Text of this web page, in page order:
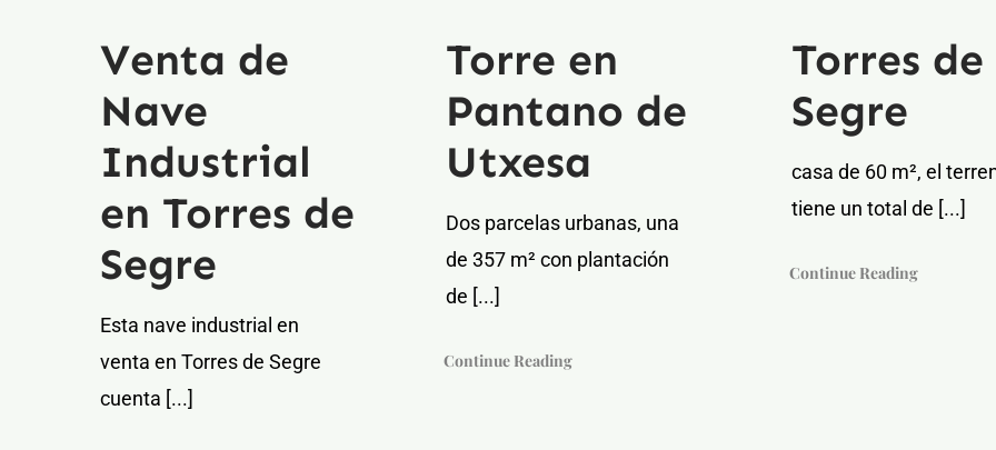
Venta de
Nave
Industrial
en Torres de
Segre
Esta nave industrial en
venta en Torres de Segre
cuenta [...]
Torre en
Pantano de
Utxesa
Dos parcelas urbanas, una
de 357 m² con plantación
de [...]
Continue Reading
Torres de
Segre
casa de 60 m², el
tiene un total de [...]
Continue Reading